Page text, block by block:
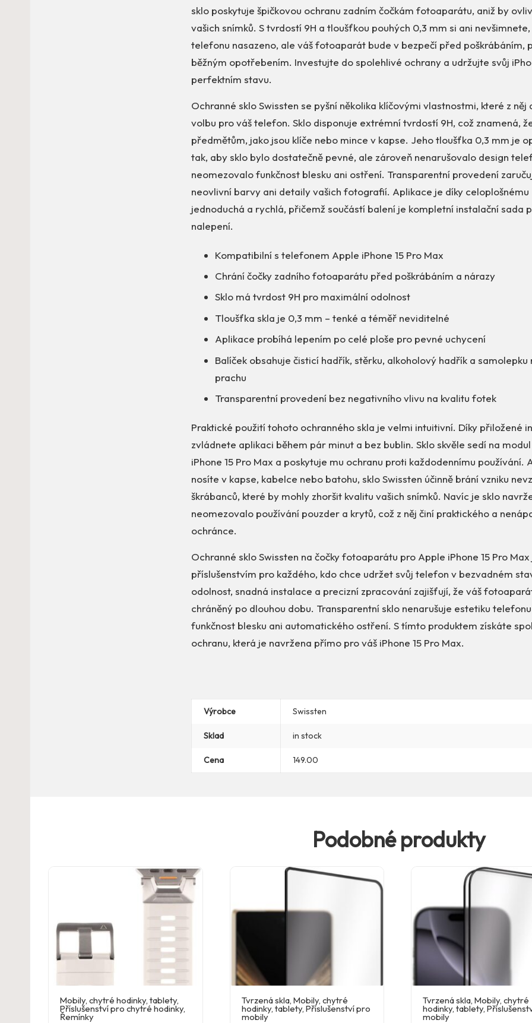
sklo poskytuje špičkovou ochranu zadním čočkám fotoaparátu, aniž by
vašich snímků. S tvrdostí 9H a tloušťkou pouhých 0,3 mm si ani
telefonu nasazeno, ale váš fotoaparát bude v bezpečí před poškrábáním,
běžným opotřebením. Investujte do spolehlivé ochrany a udržujte svůj
perfektním stavu.
Ochranné sklo Swissten se pyšní několika klíčovými vlastnostmi, které z něj
volbu pro váš telefon. Sklo disponuje extrémní tvrdostí 9H, což znamená,
předmětům, jako jsou klíče nebo mince v kapse. Jeho tloušťka 0,3 mm je
tak, aby sklo bylo dostatečně pevné, ale zároveň nenarušovalo design
neomezovalo funkčnost blesku ani ostření. Transparentní provedení
neovlivní barvy ani detaily vašich fotografií. Aplikace je díky celoplošnému
jednoduchá a rychlá, přičemž součástí balení je kompletní instalační sada
nalepení.
Kompatibilní s telefonem Apple iPhone 15 Pro Max
Chrání čočky zadního fotoaparátu před poškrábáním a nárazy
Sklo má tvrdost 9H pro maximální odolnost
Tloušťka skla je 0,3 mm – tenké a téměř neviditelné
Aplikace probíhá lepením po celé ploše pro pevné uchycení
Balíček obsahuje čisticí hadřík, stěrku, alkoholový hadřík a samolepku
prachu
Transparentní provedení bez negativního vlivu na kvalitu fotek
Praktické použití tohoto ochranného skla je velmi intuitivní. Díky přiložené
zvládnete aplikaci během pár minut a bez bublin. Sklo skvěle sedí na
iPhone 15 Pro Max a poskytuje mu ochranu proti každodennímu používání.
nosíte v kapse, kabelce nebo batohu, sklo Swissten účinně brání vzniku
škrábanců, které by mohly zhoršit kvalitu vašich snímků. Navíc je sklo
neomezovalo používání pouzder a krytů, což z něj činí praktického a
ochránce.
Ochranné sklo Swissten na čočky fotoaparátu pro Apple iPhone 15 Pro
příslušenstvím pro každého, kdo chce udržet svůj telefon v bezvadném
odolnost, snadná instalace a precizní zpracování zajišťují, že váš
chráněný po dlouhou dobu. Transparentní sklo nenarušuje estetiku
funkčnost blesku ani automatického ostření. S tímto produktem získáte
ochranu, která je navržena přímo pro váš iPhone 15 Pro Max.
Výrobce Swissten
Sklad in stock
Cena 149.00
Podobné produkty
Mobily, chytré hodinky, tablety,
Příslušenství pro chytré hodinky,
Řemínky
Tvrzená skla, Mobily, chytré
hodinky, tablety, Příslušenství pro
mobily
Tvrzená skla,Mobily, chytré
hodinky, tablety,
mobily